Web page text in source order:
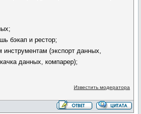
бэкап и рестор;
инструментам (экспорт данных,
данных, компарер);
Известить модератора